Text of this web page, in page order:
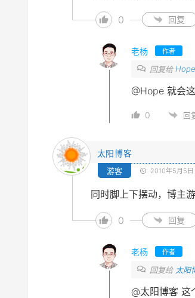
0 回复
老杨 作者
回复给 Hope
@Hope就会
0 回
太阳博客
游客 2010年5月5日
同时脚上下摆动，博主
0 回复
老杨 作者
回复给 太阳
@太阳博客这